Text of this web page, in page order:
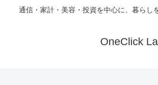
通信・家計・美容・投資を中心に、暮らし
OneClick